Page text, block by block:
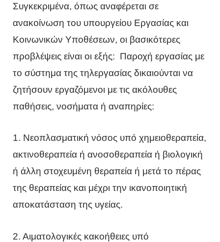
Συγκεκριμένα, όπως αναφέρεται σε
ανακοίνωση του υπουργείου Εργασίας και
Κοινωνικών Υποθέσεων, οι βασικότερες
προβλέψεις είναι οι εξής: Παροχή εργασίας με
το σύστημα της τηλεργασίας δικαιούνται να
ζητήσουν εργαζόμενοι με τις ακόλουθες
παθήσεις, νοσήματα ή αναπηρίες:
1. Νεοπλασματική νόσος υπό χημειοθεραπεία,
ακτινοθεραπεία ή ανοσοθεραπεία ή βιολογική
ή άλλη στοχευμένη θεραπεία ή μετά το πέρας
της θεραπείας και μέχρι την ικανοποιητική
αποκατάσταση της υγείας.
2. Αιματολογικές κακοήθειες υπό